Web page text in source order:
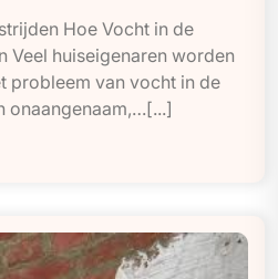
Hoe Vocht in de
Veel huiseigenaren worden
probleem van vocht in de
onaangenaam,…[...]